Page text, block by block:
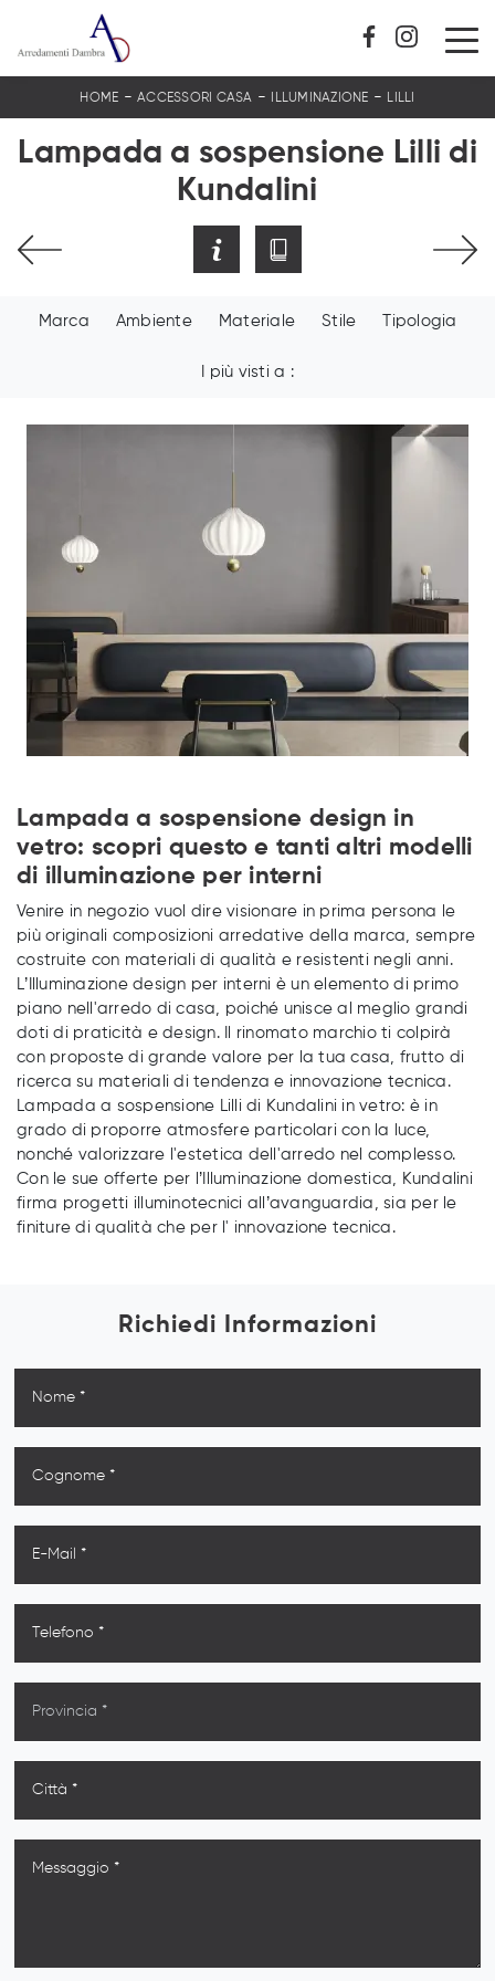
HOME -ACCESSORI CASA - ILLUMINAZIONE - LILLI
Lampada a sospensione Lilli di
Kundalini
Marca Ambiente Materiale Stile Tipologia
I più visti a :
Lampada a sospensione design in
vetro: scopri questo e tanti altri modelli
di illuminazione per interni
Venire in negozio vuol dire visionare in prima persona le
più originali composizioni arredative della marca, sempre
costruite con materiali di qualità e resistenti negli anni.
L’Illuminazione design per interni è un elemento di primo
piano nell'arredo di casa, poiché unisce al meglio grandi
doti di praticità e design. Il rinomato marchio ti colpirà
con proposte di grande valore per la tua casa, frutto di
ricerca su materiali di tendenza e innovazione tecnica.
Lampada a sospensione Lilli di Kundalini in vetro: è in
grado di proporre atmosfere particolari con la luce,
nonché valorizzare l'estetica dell'arredo nel complesso.
Con le sue offerte per l’Illuminazione domestica, Kundalini
firma progetti illuminotecnici all’avanguardia, sia per le
finiture di qualità che per l' innovazione tecnica.
Richiedi Informazioni